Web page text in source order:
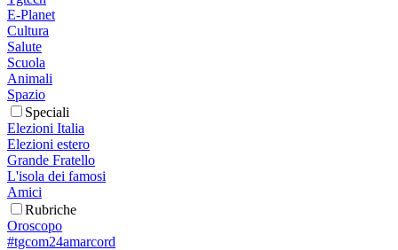
E-Planet
Cultura
Salute
Scuola
Animali
Spazio
Speciali
Elezioni Italia
Elezioni estero
Grande Fratello
L'isola dei famosi
Amici
Rubriche
Oroscopo
#tgcom24amarcord